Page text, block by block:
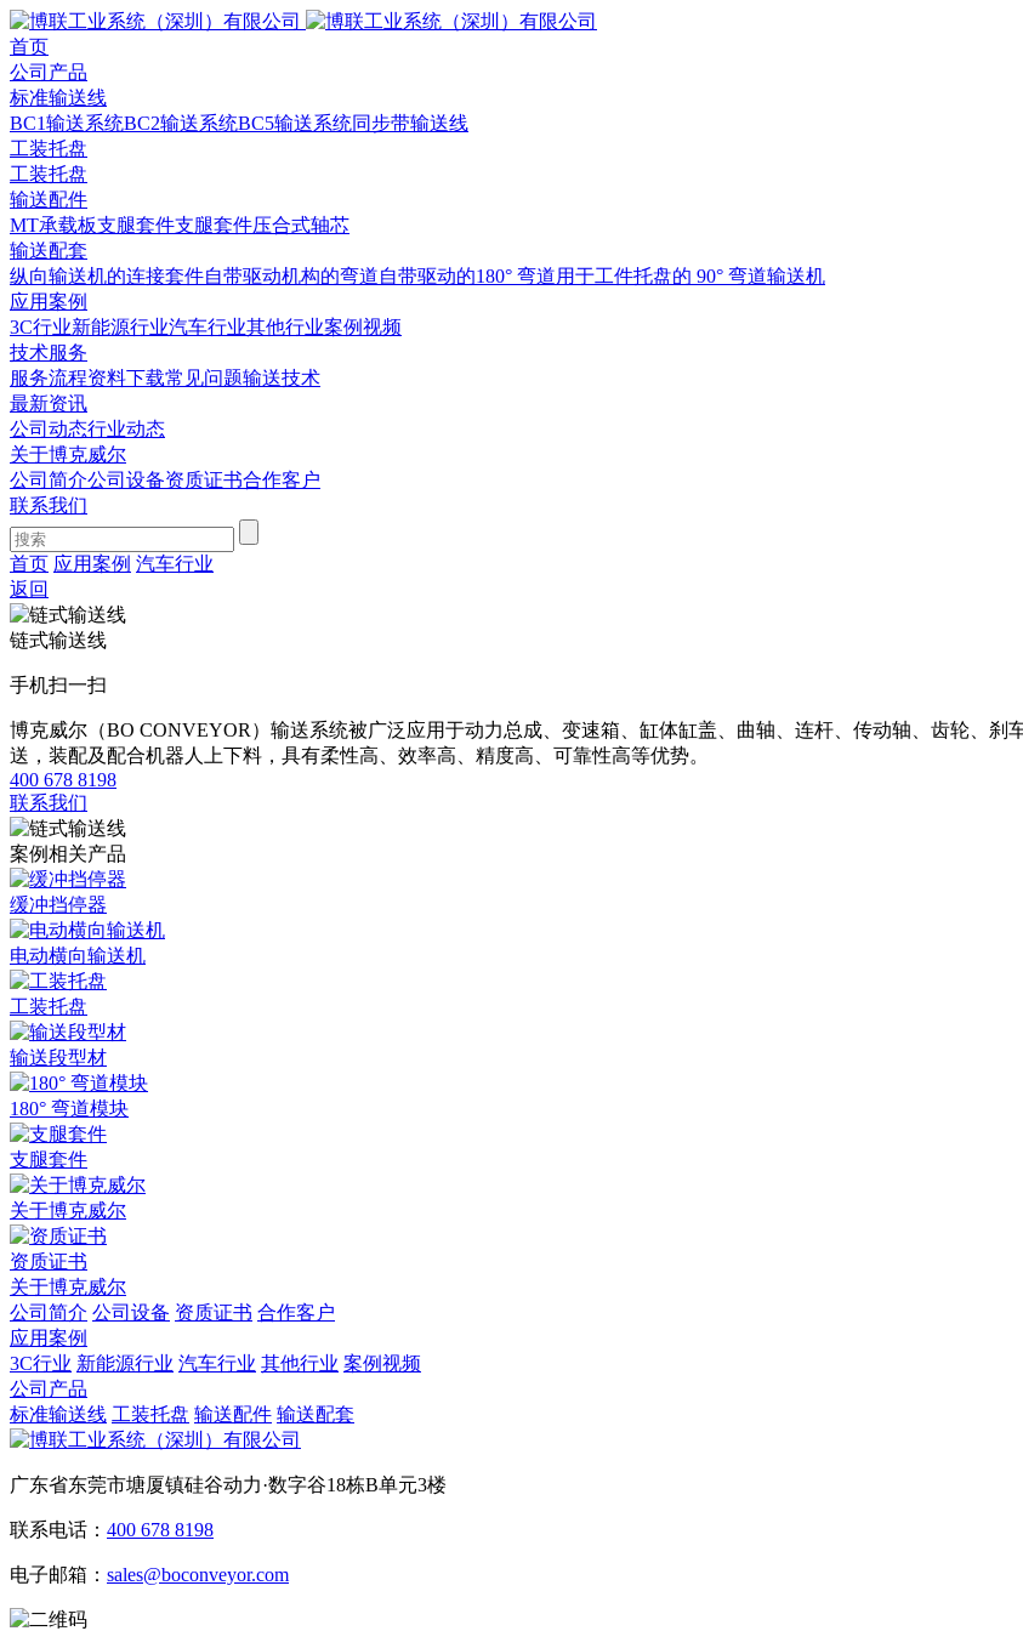
首页
公司产品
标准输送线
BC1输送系统BC2输送系统BC5输送系统同步带输送线
工装托盘
工装托盘
输送配件
MT承载板支腿套件支腿套件压合式轴芯
输送配套
纵向输送机的连接套件自带驱动机构的弯道自带驱动的180° 弯道用于工件托盘的 90° 弯道输送机
应用案例
3C行业新能源行业汽车行业其他行业案例视频
技术服务
服务流程资料下载常见问题输送技术
最新资讯
公司动态行业动态
关于博克威尔
公司简介公司设备资质证书合作客户
联系我们
首页 应用案例 汽车行业
返回
链式输送线
手机扫一扫
博克威尔（BO CONVEYOR）输送系统被广泛应用于动力总成、变速箱、缸体缸盖、曲轴、连杆、传动轴、齿轮、
送，装配及配合机器人上下料，具有柔性高、效率高、精度高、可靠性高等优势。
400 678 8198
联系我们
案例相关产品
缓冲挡停器
电动横向输送机
工装托盘
输送段型材
180° 弯道模块
支腿套件
关于博克威尔
资质证书
关于博克威尔
公司简介 公司设备 资质证书 合作客户
应用案例
3C行业 新能源行业 汽车行业 其他行业 案例视频
公司产品
标准输送线 工装托盘 输送配件 输送配套
广东省东莞市塘厦镇硅谷动力·数字谷18栋B单元3楼
联系电话： 400 678 8198
电子邮箱： sales@boconveyor.com